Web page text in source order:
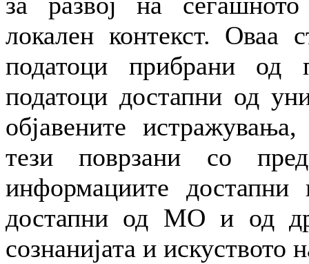
локален контекст. Оваа
податоци прибрани од
податоци достапни од
објавените
тези поврзани со
информациите достапни
достапни од МО и од
сознанијата и искуството